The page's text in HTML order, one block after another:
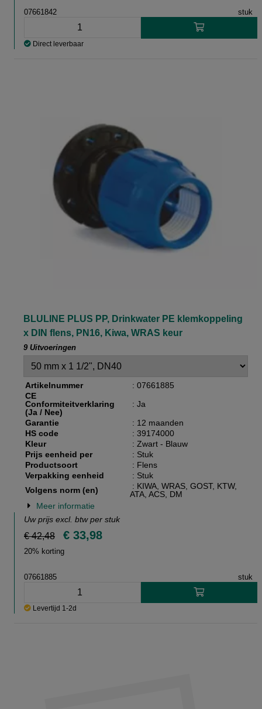
07661842 stuk
Direct leverbaar
BLULINE PLUS PP, Drinkwater PE klemkoppeling
x DIN flens, PN16, Kiwa, WRAS keur
9 Uitvoeringen
Artikelnummer
: 07661885
CE
Conformiteitverklaring
(Ja / Nee)
: Ja
Garantie
: 12 maanden
HS code
: 39174000
Kleur
: Zwart - Blauw
Prijs eenheid per
: Stuk
Productsoort
: Flens
Verpakking eenheid
: Stuk
Volgens norm (en)
: KIWA, WRAS, GOST, KTW,
ATA, ACS, DM
Meer informatie
Uw prijs excl. btw per stuk
€ 42,48 € 33,98
20% korting
07661885 stuk
Levertijd 1-2d